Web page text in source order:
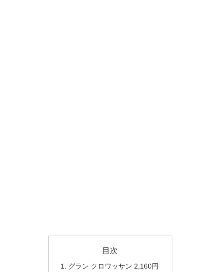
目次
グラン クロワッサン 2,160円